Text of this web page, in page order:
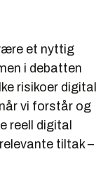
et nyttig
i debatten
risikoer digital
vi forstår og
reell digital
tiltak –